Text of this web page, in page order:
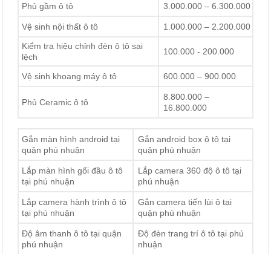
Phủ gầm ô tô 3.000.000 – 6.300.000
Vệ sinh nội thất ô tô
1.000.000 – 2.200.000
Kiểm tra hiệu chỉnh đèn ô tô sai
lệch
100.000 - 200.000
Vệ sinh khoang máy ô tô 600.000 – 900.000
Phủ Ceramic ô tô
8.800.000 –
16.800.000
Gắn màn hình android tại
quận phú nhuận
Gắn android box ô tô tại
quận phú nhuận
Lắp màn hình gối đầu ô tô
tại phú nhuận
Lắp camera 360 độ ô tô tại
phú nhuận
Lắp camera hành trình ô tô
tại phú nhuận
Gắn camera tiến lùi ô tại
quận phú nhuận
Độ âm thanh ô tô tại quận
phú nhuận
Độ đèn trang trí ô tô tại phú
nhuận